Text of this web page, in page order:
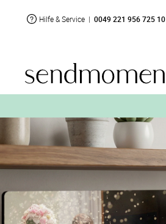
Hilfe & Service | 0049 221 956 725 10